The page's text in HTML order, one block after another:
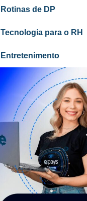
Rotinas de DP
Tecnologia para o RH
Entretenimento